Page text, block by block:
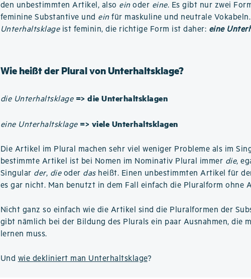
den unbestimmten Artikel, also ein oder eine. Es gibt nur zwei
feminine Substantive und ein für maskuline und neutrale Vokabeln.
Unterhaltsklageist feminin, die richtige Form ist daher: eine
Wie heißt der Plural von Unterhaltsklage?
die Unterhaltsklage => die Unterhaltsklagen
eine Unterhaltsklage => viele Unterhaltsklagen
Die Artikel im Plural machen sehr viel weniger Probleme als im
bestimmte Artikel ist bei Nomen im Nominativ Plural immer die,
Singular der, dieoder dasheißt. Einen unbestimmten Artikel für
es gar nicht. Man benutzt in dem Fall einfach die Pluralform ohne
Nicht ganz so einfach wie die Artikel sind die Pluralformen der
gibt nämlich bei der Bildung des Plurals ein paar Ausnahmen, die
lernen muss.
Und wie dekliniert man Unterhaltsklage?